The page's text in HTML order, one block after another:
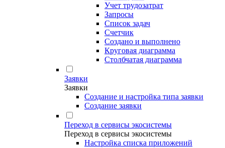
Учет трудозатрат
Запросы
Список задач
Счетчик
Создано и выполнено
Круговая диаграмма
Столбчатая диаграмма
Заявки
Заявки
Создание и настройка типа заявки
Создание заявки
Переход в сервисы экосистемы
Переход в сервисы экосистемы
Настройка списка приложений